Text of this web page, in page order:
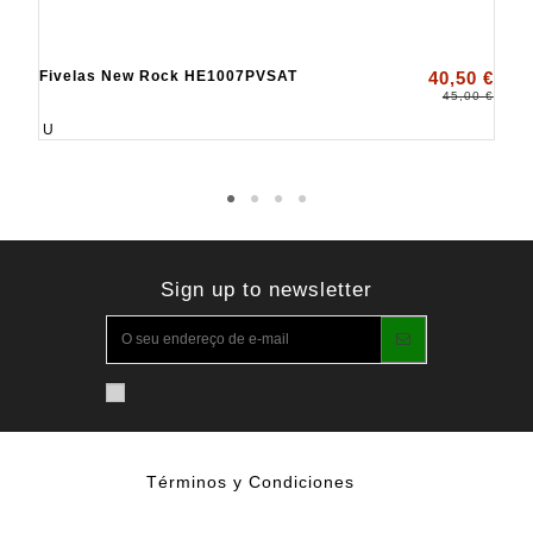
Fivelas New Rock HE1007PVSAT 40,50 €
45,00 €
U
Sign up to newsletter
Términos y Condiciones